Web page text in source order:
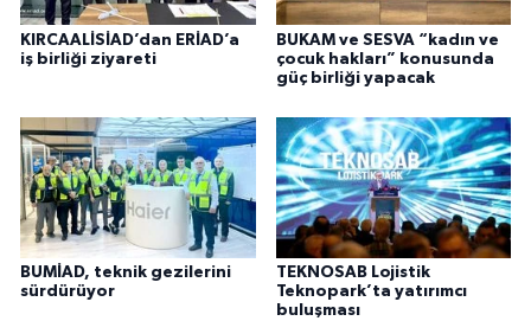
KIRCAALİSİAD’dan ERİAD’a
iş birliği ziyareti
BUKAM ve SESVA “kadın ve
çocuk hakları” konusunda
güç birliği yapacak
BUMİAD, teknik gezilerini
sürdürüyor
TEKNOSAB Lojistik
Teknopark’ta yatırımcı
buluşması